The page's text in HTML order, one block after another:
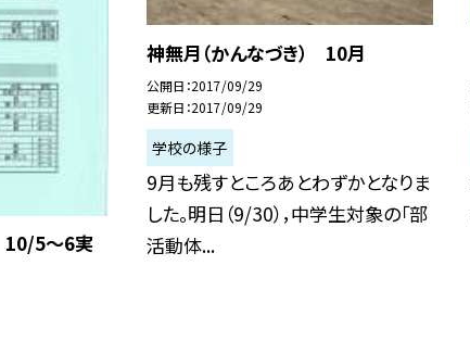
10/5〜6実
神無月（かんなづき） 10月
公開日 2017/09/29
更新日 2017/09/29
学校の様子
9月も残すところあとわずかとなりま
した。明日（9/30），中学生対象の「部
活動体...